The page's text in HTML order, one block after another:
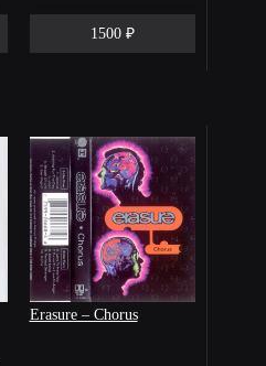
1500 ₽
Erasure – Chorus